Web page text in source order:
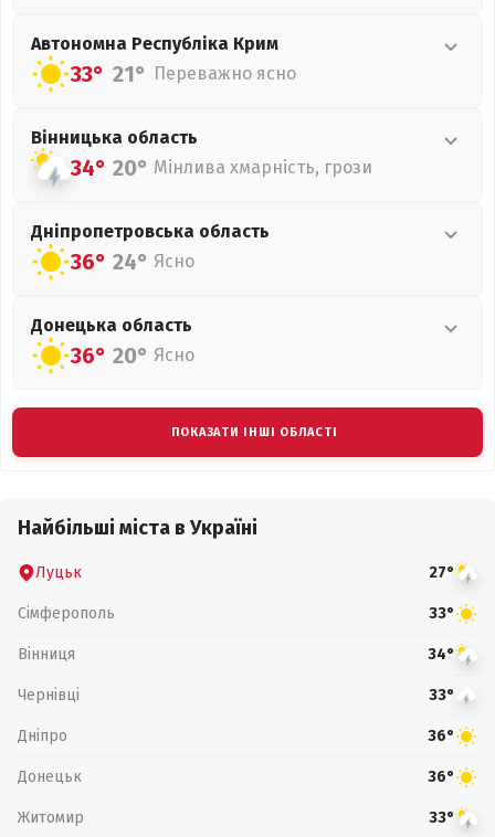
Автономна Республіка Крим
33° 21° Переважно ясно
Вінницька область
34° 20° Мінлива хмарність, грози
Дніпропетровська область
36° 24° Ясно
Донецька область
36° 20° Ясно
ПОКАЗАТИ ІНШІ ОБЛАСТІ
Найбільші міста в Україні
Луцьк 27°
Сімферополь 33°
Вінниця 34°
Чернівці 33°
Дніпро 36°
Донецьк 36°
Житомир 33°